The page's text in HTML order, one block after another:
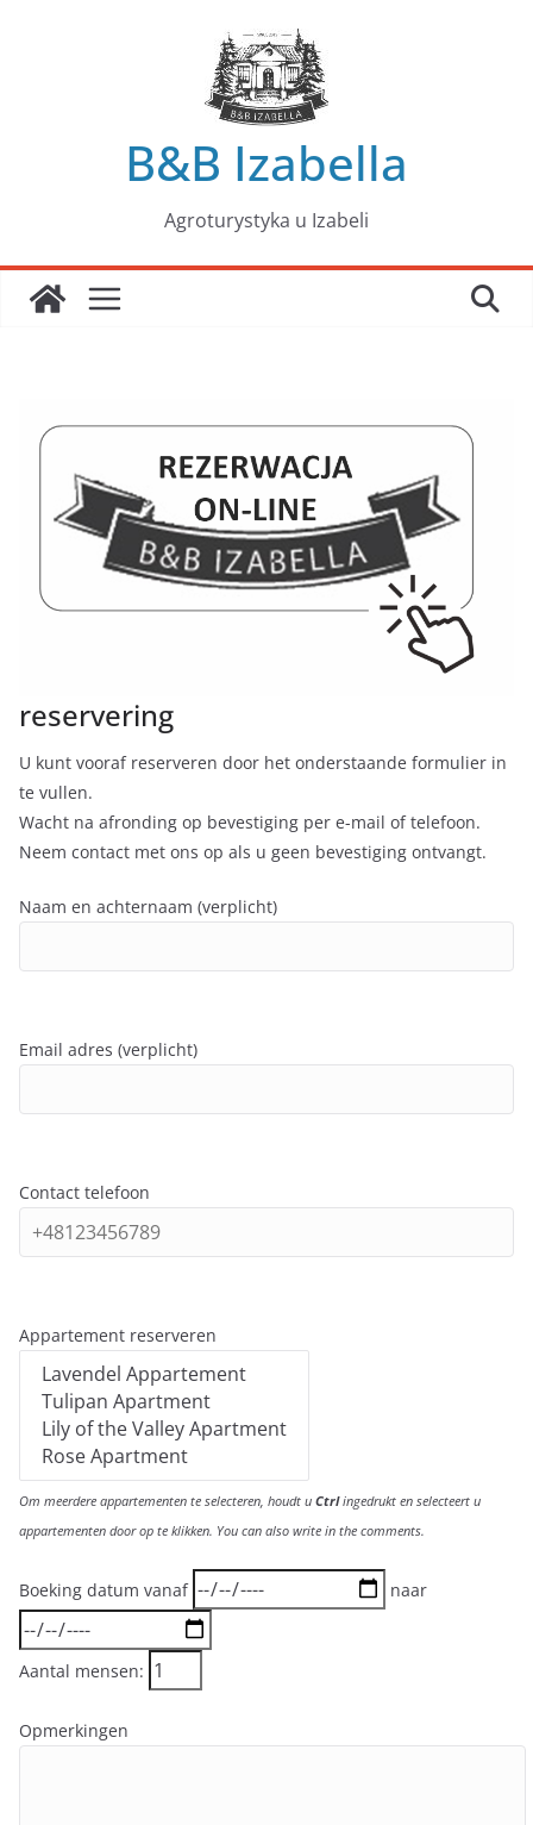
B&B Izabella
Agroturystyka u Izabeli
reservering
U kunt vooraf reserveren door het onderstaande formulier in
te vullen.
Wacht na afronding op bevestiging per e-mail of telefoon.
Neem contact met ons op als u geen bevestiging ontvangt.
Naam en achternaam (verplicht)
Email adres (verplicht)
Contact telefoon
Appartement reserveren
Om meerdere appartementen te selecteren, houdt u Ctrlingedrukt en selecteert u
appartementen door op te klikken. You can also write in the comments.
Boeking datum vanaf naar
Aantal mensen:
Opmerkingen